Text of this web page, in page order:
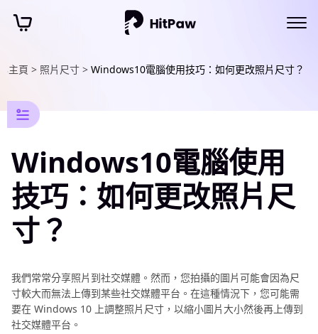
主頁 > 照片尺寸 > Windows10電腦使用技巧：如何更改照片尺寸？
AI
照
片
AI
照
製
作
指
南
護
照
製
作
Windows10電腦使用
技巧：如何更改照片尺
寸？
我們常常分享照片到社交媒體。然而，您拍攝的圖片可能會因為尺
寸較大而無法上傳到某些社交媒體平台。在這種情況下，您可能需
要在 Windows 10 上調整照片尺寸，以縮小圖片大小然後再上傳到
社交媒體平台。